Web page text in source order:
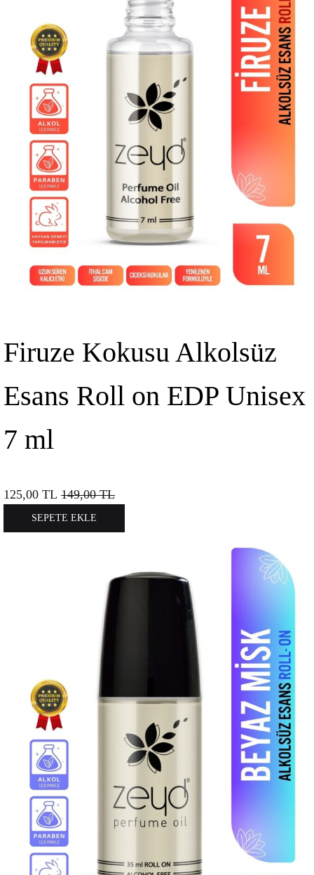
Firuze Kokusu Alkolsüz
Esans Roll on EDP Unisex
7 ml
125,00 TL 149,00TL
SEPETE EKLE